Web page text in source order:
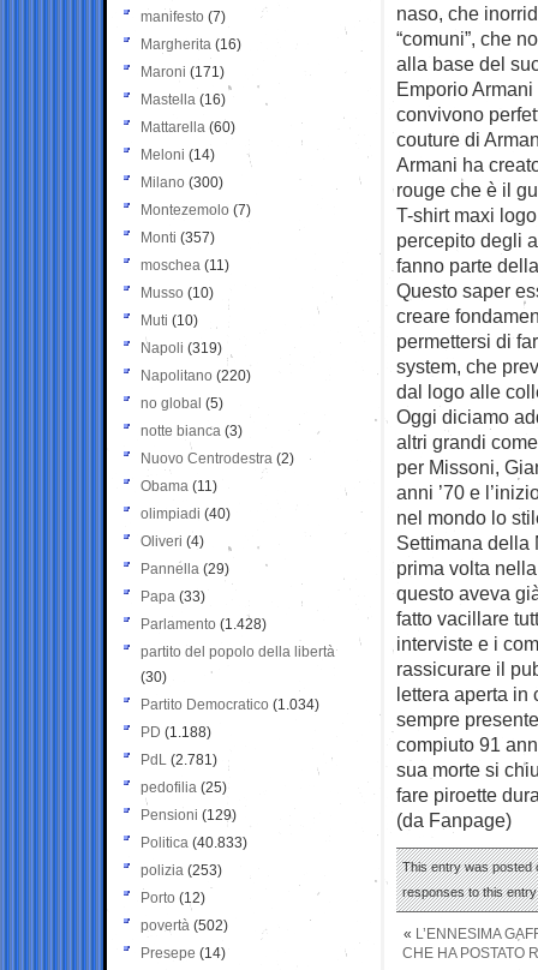
naso, che
“comuni”, che
alla base del
Emporio
convivono
couture di
Armani ha
rouge che è il
T-shirt maxi
percepito degli
fanno parte
Questo saper
creare
permettersi di
system, che
dal logo alle
Oggi diciamo
altri grandi
per Missoni,
anni ’70 e
nel mondo lo
Settimana della
prima volta
questo aveva
fatto vacillare
interviste e i
rassicurare il
lettera aperta in
sempre
compiuto 91
sua morte si
fare piroette
(da Fanpage)
This entry was posted
responses to this
« L’ENNESIMA
CHE HA POSTATO
manifesto (7)
Margherita (16)
Maroni (171)
Mastella (16)
Mattarella (60)
Meloni (14)
Milano (300)
Montezemolo (7)
Monti (357)
moschea (11)
Musso (10)
Muti (10)
Napoli (319)
Napolitano (220)
no global (5)
notte bianca (3)
Nuovo Centrodestra (2)
Obama (11)
olimpiadi (40)
Oliveri (4)
Pannella (29)
Papa (33)
Parlamento (1.428)
partito del popolo della libertà
(30)
Partito Democratico (1.034)
PD (1.188)
PdL (2.781)
pedofilia (25)
Pensioni (129)
Politica (40.833)
polizia (253)
Porto (12)
povertà (502)
Presepe (14)